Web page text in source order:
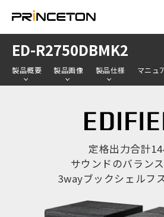
ED-R2750DBMK2
製品概要 製品画像 製品仕様 マニュ
定格出力合計
サウンドのバラン
3wayブックシェルフ